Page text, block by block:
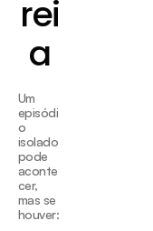
rei
a
Um
episódi
o
isolado
pode
aconte
cer,
mas se
houver: